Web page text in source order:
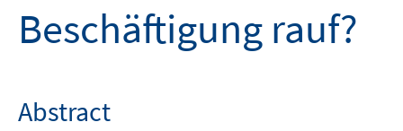
Beschäftigung rauf?
Abstract